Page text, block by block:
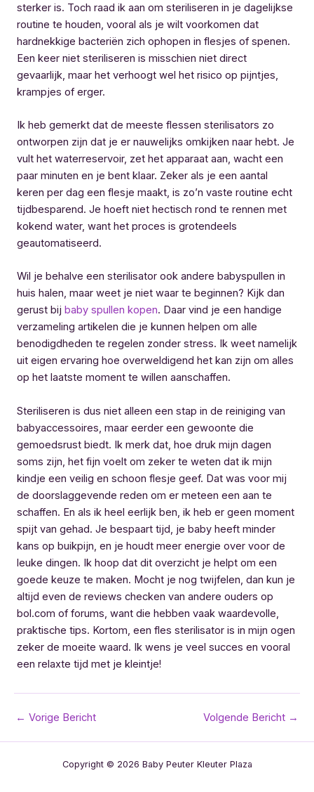
sterker is. Toch raad ik aan om steriliseren in je dagelijkse
routine te houden, vooral als je wilt voorkomen dat
hardnekkige bacteriën zich ophopen in flesjes of spenen.
Een keer niet steriliseren is misschien niet direct
gevaarlijk, maar het verhoogt wel het risico op pijntjes,
krampjes of erger.
Ik heb gemerkt dat de meeste flessen sterilisators zo
ontworpen zijn dat je er nauwelijks omkijken naar hebt. Je
vult het waterreservoir, zet het apparaat aan, wacht een
paar minuten en je bent klaar. Zeker als je een aantal
keren per dag een flesje maakt, is zo’n vaste routine echt
tijdbesparend. Je hoeft niet hectisch rond te rennen met
kokend water, want het proces is grotendeels
geautomatiseerd.
Wil je behalve een sterilisator ook andere babyspullen in
huis halen, maar weet je niet waar te beginnen? Kijk dan
gerust bij baby spullen kopen. Daar vind je een handige
verzameling artikelen die je kunnen helpen om alle
benodigdheden te regelen zonder stress. Ik weet namelijk
uit eigen ervaring hoe overweldigend het kan zijn om alles
op het laatste moment te willen aanschaffen.
Steriliseren is dus niet alleen een stap in de reiniging van
babyaccessoires, maar eerder een gewoonte die
gemoedsrust biedt. Ik merk dat, hoe druk mijn dagen
soms zijn, het fijn voelt om zeker te weten dat ik mijn
kindje een veilig en schoon flesje geef. Dat was voor mij
de doorslaggevende reden om er meteen een aan te
schaffen. En als ik heel eerlijk ben, ik heb er geen moment
spijt van gehad. Je bespaart tijd, je baby heeft minder
kans op buikpijn, en je houdt meer energie over voor de
leuke dingen. Ik hoop dat dit overzicht je helpt om een
goede keuze te maken. Mocht je nog twijfelen, dan kun je
altijd even de reviews checken van andere ouders op
bol.com of forums, want die hebben vaak waardevolle,
praktische tips. Kortom, een fles sterilisator is in mijn ogen
zeker de moeite waard. Ik wens je veel succes en vooral
een relaxte tijd met je kleintje!
Bericht
← Vorige Bericht Volgende Bericht →
Copyright © 2026 Baby Peuter Kleuter Plaza